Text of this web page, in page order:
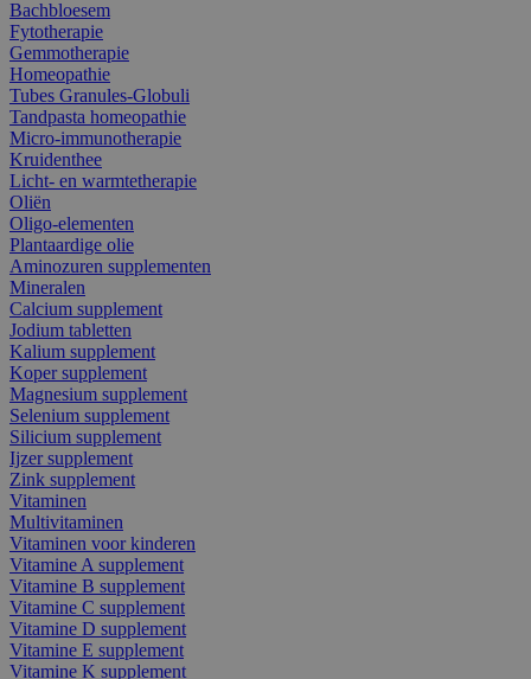
Bachbloesem
Fytotherapie
Gemmotherapie
Homeopathie
Tubes Granules-Globuli
Tandpasta homeopathie
Micro-immunotherapie
Kruidenthee
Licht- en warmtetherapie
Oliën
Oligo-elementen
Plantaardige olie
Aminozuren supplementen
Mineralen
Calcium supplement
Jodium tabletten
Kalium supplement
Koper supplement
Magnesium supplement
Selenium supplement
Silicium supplement
Ijzer supplement
Zink supplement
Vitaminen
Multivitaminen
Vitaminen voor kinderen
Vitamine A supplement
Vitamine B supplement
Vitamine C supplement
Vitamine D supplement
Vitamine E supplement
Vitamine K supplement